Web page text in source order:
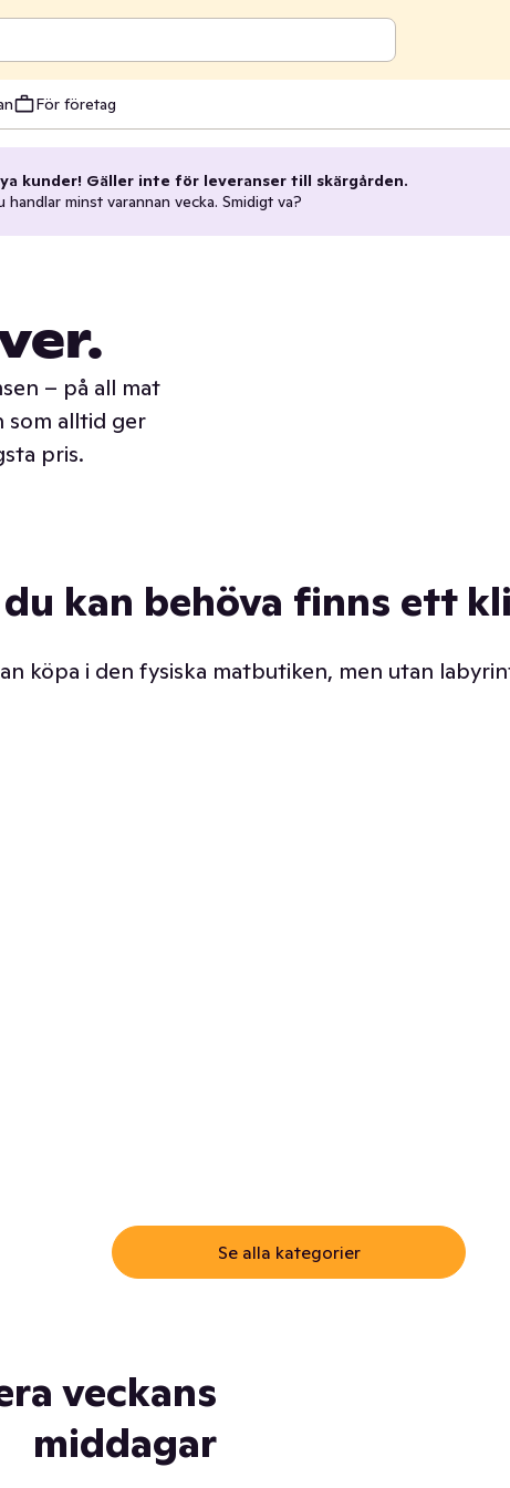
För företag
kunder! Gäller inte för leveranser till skärgården.
minst varannan vecka. Smidigt va?
– på all mat
som alltid ger
pris.
kan behöva finns ett
köpa i den fysiska matbutiken, men utan
Se alla kategorier
veckans
middagar